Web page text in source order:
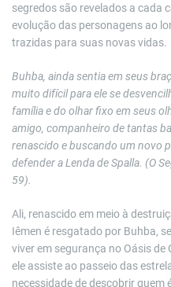
segredos são revelados a cada
evolução das personagens ao
trazidas para suas novas vidas.
Buhba, ainda sentia em seus
muito difícil para ele se
família e do olhar fixo em seus
amigo, companheiro de tantas
renascido e buscando um novo
defender a Lenda de Spalla. (O
59).
Ali, renascido em meio à
Iêmen é resgatado por Buhba,
viver em segurança no Oásis de
ele assiste ao passeio das
necessidade de descobrir quem